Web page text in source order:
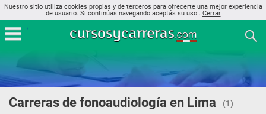
Nuestro sitio utiliza cookies propias y de terceros para ofrecerte una mejor experiencia
de usuario. Si continúas navegando aceptás su uso.. Cerrar
Carreras de fonoaudiología en Lima (1)